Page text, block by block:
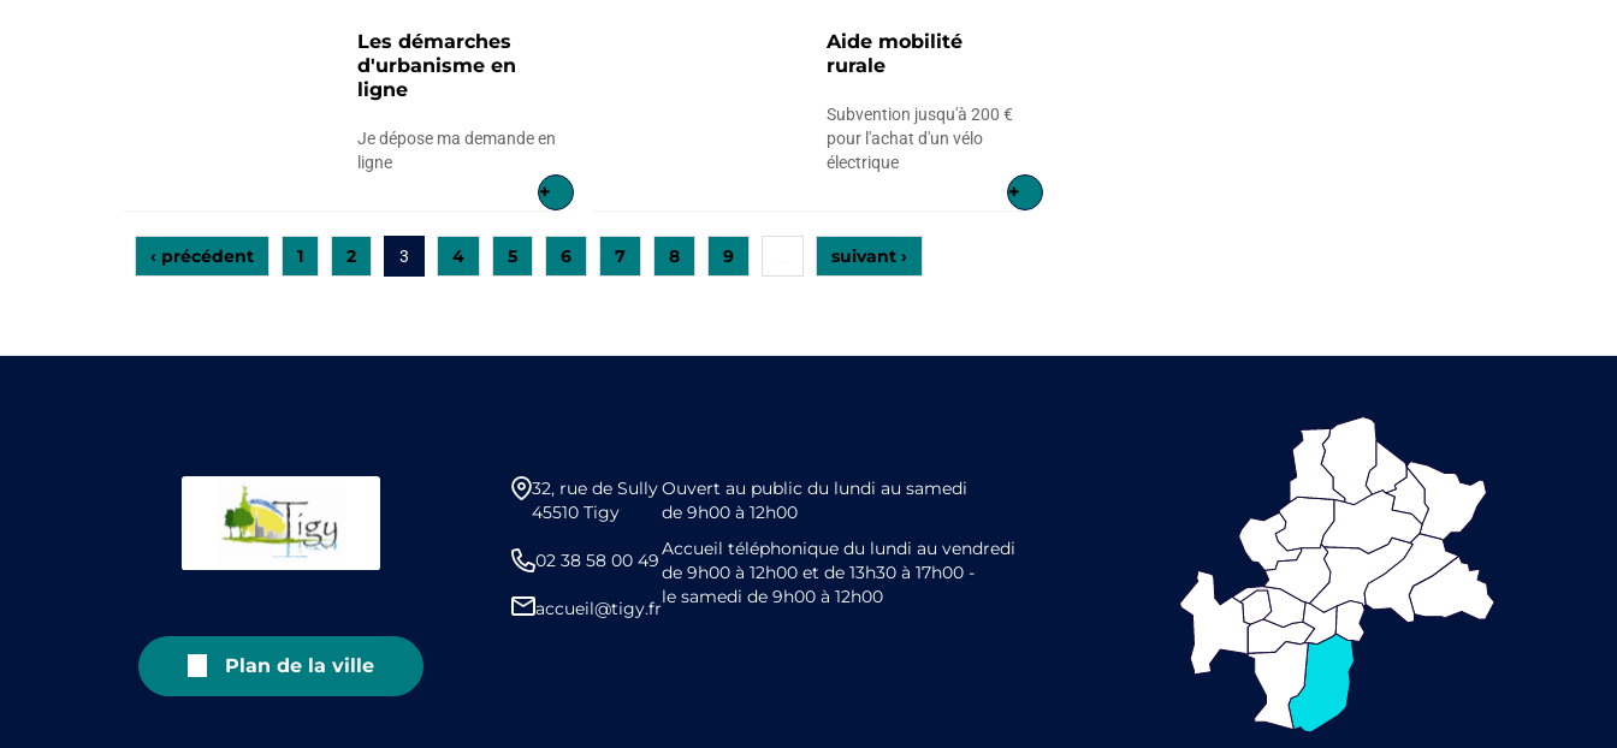
Les démarches
d'urbanisme en
ligne
Je dépose ma demande en
ligne
+
Aide mobilité
rurale
Subvention jusqu'à 200 €
pour l'achat d'un vélo
électrique
+
‹ précédent 1 2 3 4 5 6 7 8 9 suivant ›
Plan de la ville
32, rue de Sully
45510 Tigy
02 38 58 00 49
accueil@tigy.fr
Ouvert au public du lundi au samedi
de 9h00 à 12h00
Accueil téléphonique du lundi au vendredi
de 9h00 à 12h00 et de 13h30 à 17h00 -
le samedi de 9h00 à 12h00